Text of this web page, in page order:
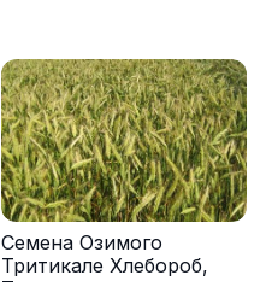
Семена Озимого
Тритикале Хлебороб,